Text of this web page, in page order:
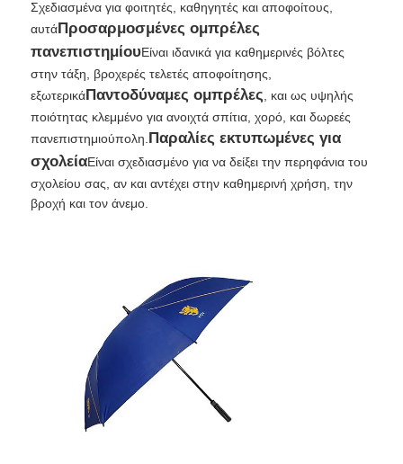
Περπατητές Ομπρέλες
Συμπαγείς ομπρέλες
Προωθητικές ομπρέλες
Αυτόματες ανοιχτές ομπρέλες
Αντίστροφες ομπρέλες
Παράθυρα από ξύλινο λαβή
Σχεδιασμένα για φοιτητές, καθηγητές και αποφοίτους,
αυτάΠροσαρμοσμένες ομπρέλες
πανεπιστημίουΕίναι ιδανικά για καθημερινές βόλτες
στην τάξη, βροχερές τελετές αποφοίτησης,
εξωτερικάΠαντοδύναμες ομπρέλες , και ως υψηλής
ποιότητας κλεμμένο για ανοιχτά σπίτια, χορό, και δωρεές
πανεπιστημιούπολη. Παραλίες εκτυπωμένες για
σχολείαΕίναι σχεδιασμένο για να δείξει την περηφάνια του
σχολείου σας, αν και αντέχει στην καθημερινή χρήση, την
βροχή και τον άνεμο.